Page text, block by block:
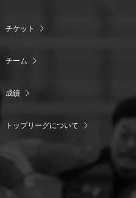
チケット
チーム
成績
トップリーグについて